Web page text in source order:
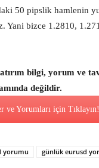
50 pipslik hamlenin
Yani bizce 1.2810,
bilgi, yorum ve
değildir.
ve Yorumları için Tıklayın!
yorumu günlük eurusd